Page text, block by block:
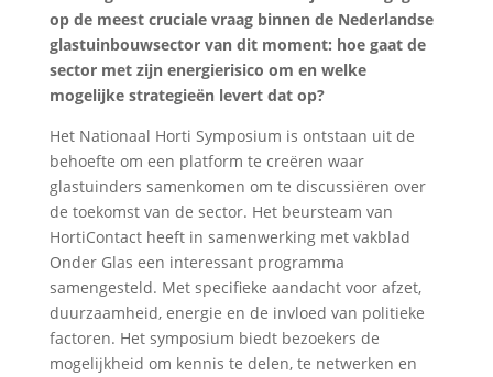
op de meest cruciale vraag binnen de Nederlandse
glastuinbouwsector van dit moment: hoe gaat de
sector met zijn energierisico om en welke
mogelijke strategieën levert dat op?
Het Nationaal Horti Symposium is ontstaan uit de
behoefte om een platform te creëren waar
glastuinders samenkomen om te discussiëren over
de toekomst van de sector. Het beursteam van
HortiContact heeft in samenwerking met vakblad
Onder Glas een interessant programma
samengesteld. Met specifieke aandacht voor afzet,
duurzaamheid, energie en de invloed van politieke
factoren. Het symposium biedt bezoekers de
mogelijkheid om kennis te delen, te netwerken en